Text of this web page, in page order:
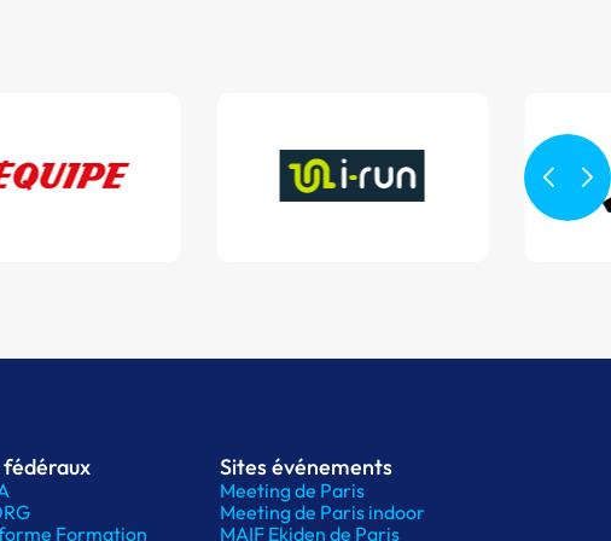
fédéraux
Formation
Sites événements
Meeting de Paris
Meeting de Paris indoor
MAIF Ekiden de Paris